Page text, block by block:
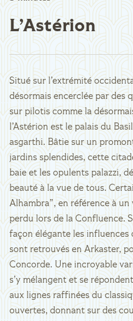
L’Astérion
Situé sur l’extrémité
désormais encerclée par des
sur pilotis comme la
l’Astérion est le palais du
asgarthi. Bâtie sur un
jardins splendides, cette
baie et les opulents palazzi,
beauté à la vue de tous.
Alhambra”, en référence à un
perdu lors de la Confluence.
façon élégante les influences
sont retrouvés en Arkaster,
Concorde. Une incroyable
s’y mélangent et se
aux lignes raffinées du
ouvertes, donnant sur des